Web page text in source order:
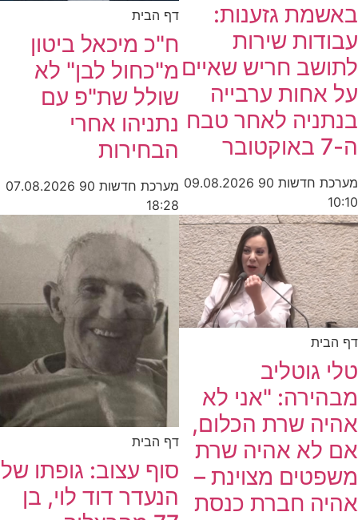
באשמת גזענות:
עבודות שירות
לתושב חריש שאיים
על אחות ערבייה
בנתניה לאחר טבח
ה-7 באוקטובר
מערכת חדשות 90
09.08.2026
10:10
דף הבית
ח"כ מיכאל ביטון
מ"כחול לבן" לא
שולל שת"פ עם
נתניהו אחרי
הבחירות
מערכת חדשות 90
07.08.2026
18:28
דף הבית
טלי גוטליב
מבהירה: "אני לא
אהיה שרת הכלום,
אם לא אהיה שרת
משפטים מצוינת –
אהיה חברת כנסת
דף הבית
סוף עצוב: גופתו של
הנעדר דוד לוי, בן